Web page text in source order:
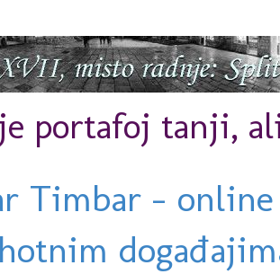
portafoj tanji,
Timbar -